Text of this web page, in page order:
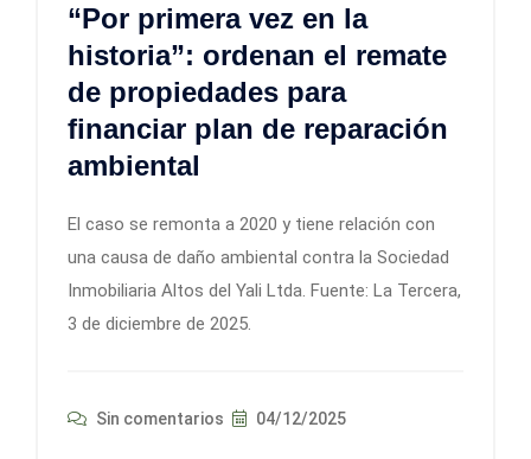
“Por primera vez en la
historia”: ordenan el remate
de propiedades para
financiar plan de reparación
ambiental
El caso se remonta a 2020 y tiene relación con
una causa de daño ambiental contra la Sociedad
Inmobiliaria Altos del Yali Ltda. Fuente: La Tercera,
3 de diciembre de 2025.
Sin comentarios 04/12/2025